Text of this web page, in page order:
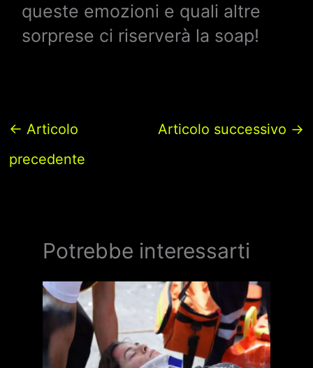
queste emozioni e quali altre
sorprese ci riserverà la soap!
← Articolo
precedente
Articolo successivo →
Potrebbe interessarti